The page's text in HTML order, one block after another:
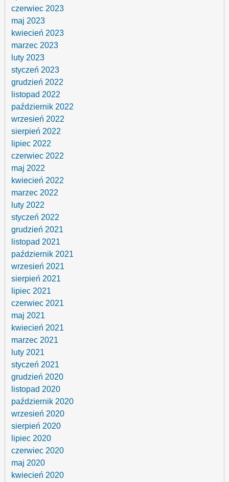
czerwiec 2023
maj 2023
kwiecień 2023
marzec 2023
luty 2023
styczeń 2023
grudzień 2022
listopad 2022
październik 2022
wrzesień 2022
sierpień 2022
lipiec 2022
czerwiec 2022
maj 2022
kwiecień 2022
marzec 2022
luty 2022
styczeń 2022
grudzień 2021
listopad 2021
październik 2021
wrzesień 2021
sierpień 2021
lipiec 2021
czerwiec 2021
maj 2021
kwiecień 2021
marzec 2021
luty 2021
styczeń 2021
grudzień 2020
listopad 2020
październik 2020
wrzesień 2020
sierpień 2020
lipiec 2020
czerwiec 2020
maj 2020
kwiecień 2020